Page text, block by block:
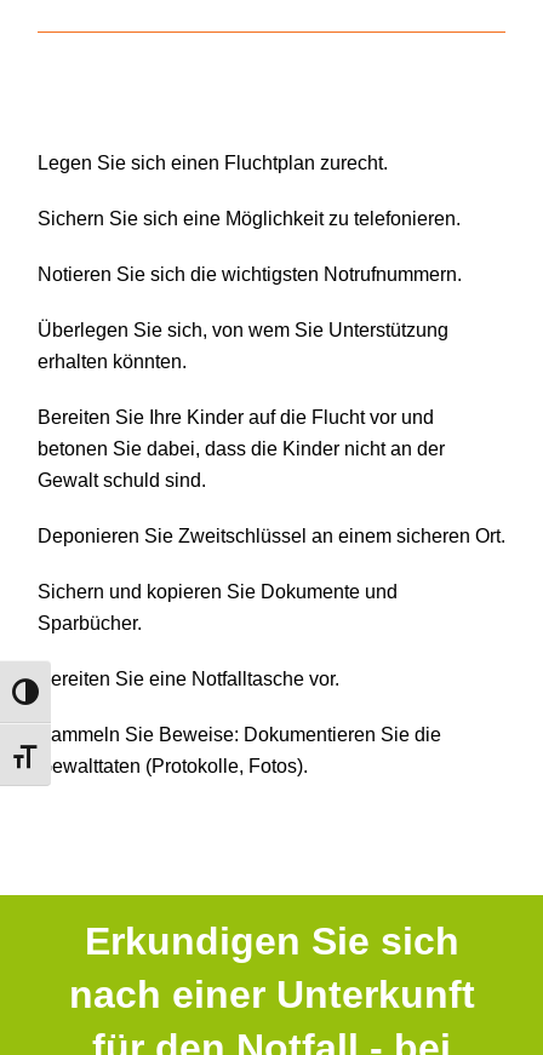
UMSCHALTEN AUF HOHE KONTRASTE
SCHRIFT VERGRÖSSERN
Legen Sie sich einen Fluchtplan zurecht.
Sichern Sie sich eine Möglichkeit zu telefonieren.
Notieren Sie sich die wichtigsten Notrufnummern.
Überlegen Sie sich, von wem Sie Unterstützung
erhalten könnten.
Bereiten Sie Ihre Kinder auf die Flucht vor und
betonen Sie dabei, dass die Kinder nicht an der
Gewalt schuld sind.
Deponieren Sie Zweitschlüssel an einem sicheren Ort.
Sichern und kopieren Sie Dokumente und
Sparbücher.
Bereiten Sie eine Notfalltasche vor.
Sammeln Sie Beweise: Dokumentieren Sie die
Gewalttaten (Protokolle, Fotos).
Erkundigen Sie sich
nach einer Unterkunft